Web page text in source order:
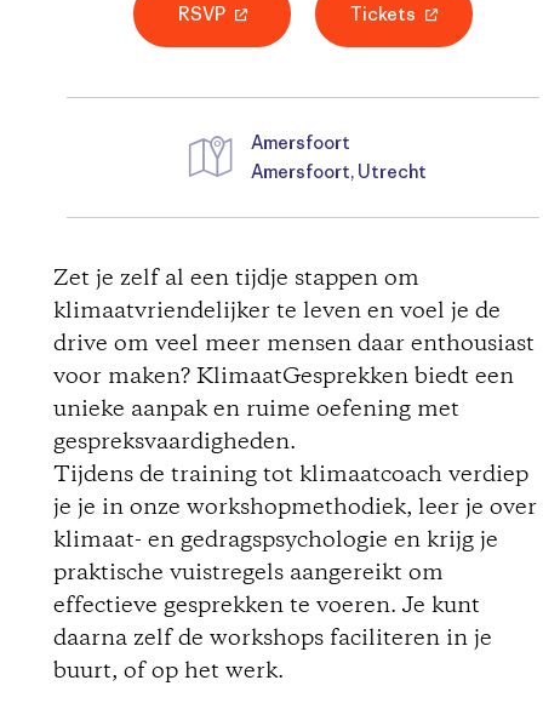
RSVP Tickets
D
i
r
e
c
t
i
o
n
Amersfoort
Amersfoort, Utrecht
Zet je zelf al een tijdje stappen om
klimaatvriendelijker te leven en voel je de
drive om veel meer mensen daar enthousiast
voor maken? KlimaatGesprekken biedt een
unieke aanpak en ruime oefening met
gespreksvaardigheden.
Tijdens de training tot klimaatcoach verdiep
je je in onze workshopmethodiek, leer je over
klimaat- en gedragspsychologie en krijg je
praktische vuistregels aangereikt om
effectieve gesprekken te voeren. Je kunt
daarna zelf de workshops faciliteren in je
buurt, of op het werk.